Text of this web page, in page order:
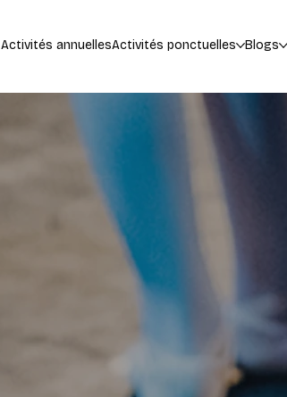
Activités annuellesActivités ponctuelles Blogs